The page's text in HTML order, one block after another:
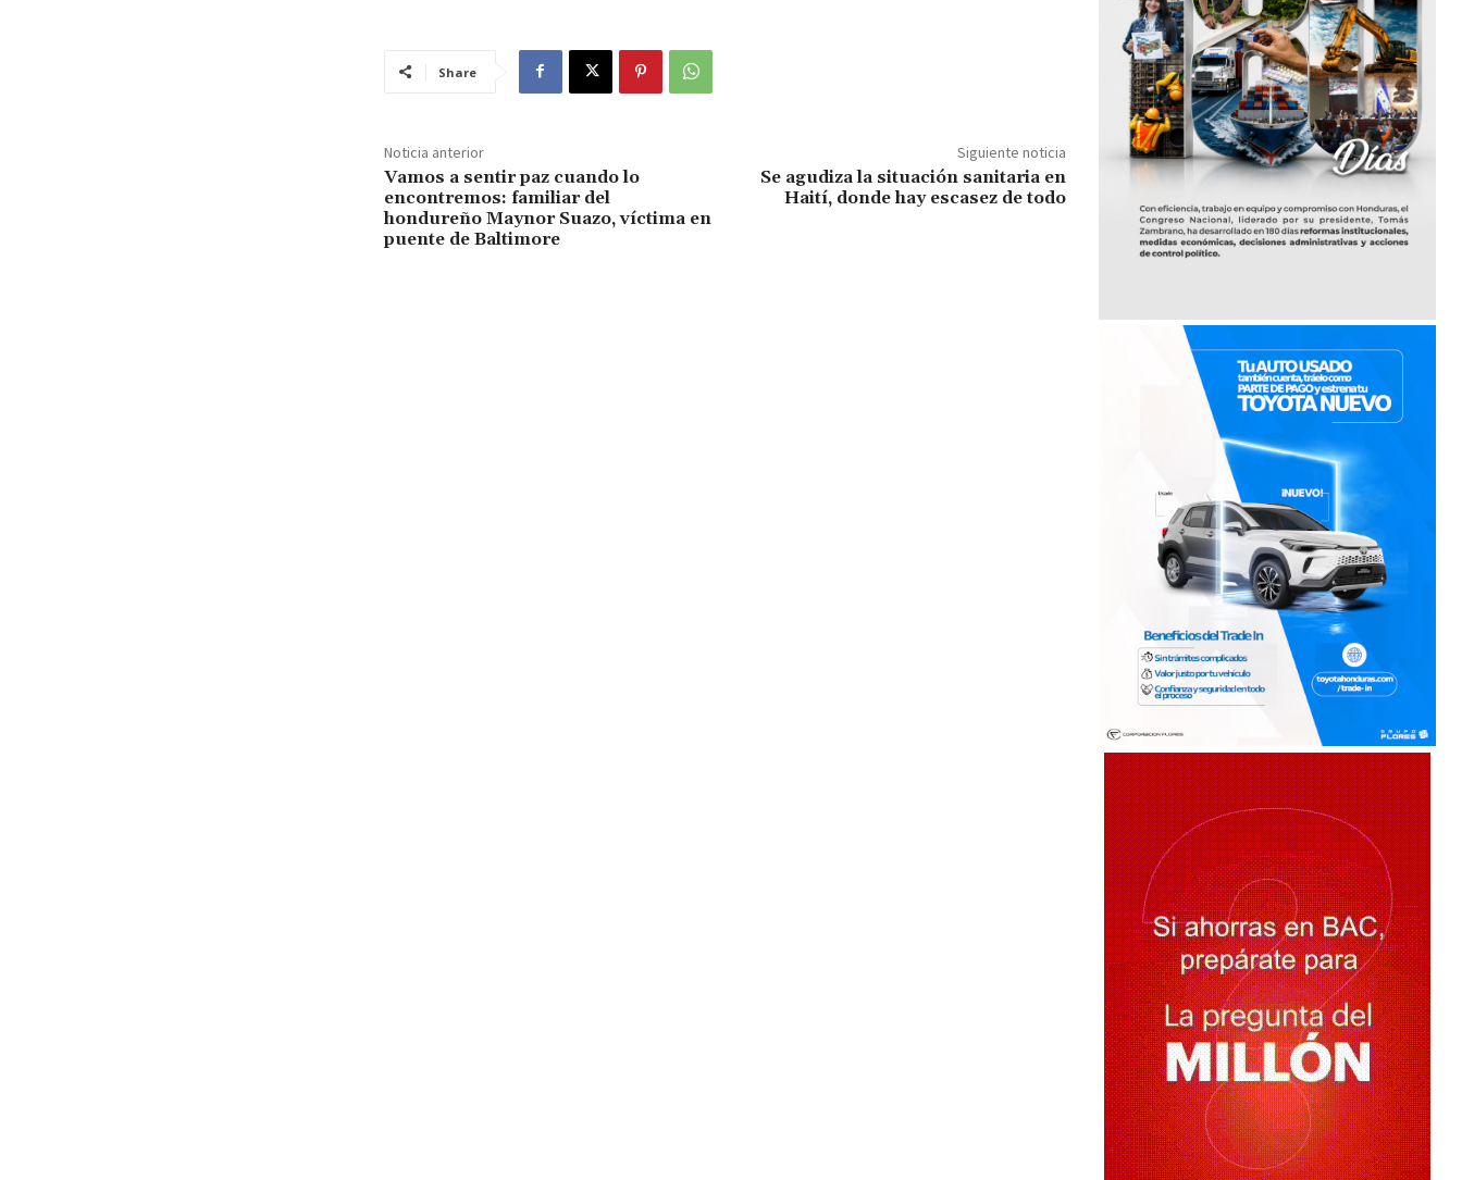
Share
Noticia anterior
Vamos a sentir paz cuando lo
encontremos: familiar del
hondureño Maynor Suazo, víctima en
puente de Baltimore
Siguiente noticia
Se agudiza la situación sanitaria en
Haití, donde hay escasez de todo